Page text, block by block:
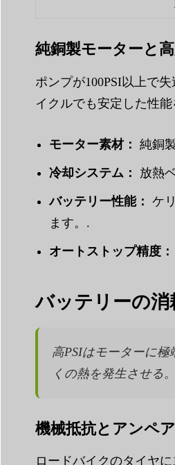
純銅製モーターと
ポンプが100PSI以上で
イクルでも安定した性
モーター素材： 純銅
冷却システム： 放熱
バッテリー性能： ケ
ます。.
オートストップ精度：
バッテリーの
高PSIはモーターに
くの熱を発生させる
機械抵抗とアンペ
ロードバイクのタイヤ